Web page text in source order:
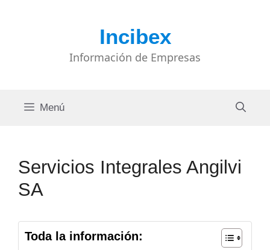
Incibex
Información de Empresas
Menú
Servicios Integrales Angilvi
SA
Toda la información: